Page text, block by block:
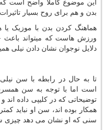
این موضوع کاملا واضح است
بدن و هم برای روح بسیار
هماهنگ کردن بدن با موزیک
ورزش هاستکه میتواند
دلایل نوجوان نشان دادن نیلی
تا به حال در رابطه با سن
توضیحاتی که در کلیپی داده اند و
همکار بوده اند، سن او نباید کمتر از 25 باشد و این در
سنی که او نشان می دهد چیزی